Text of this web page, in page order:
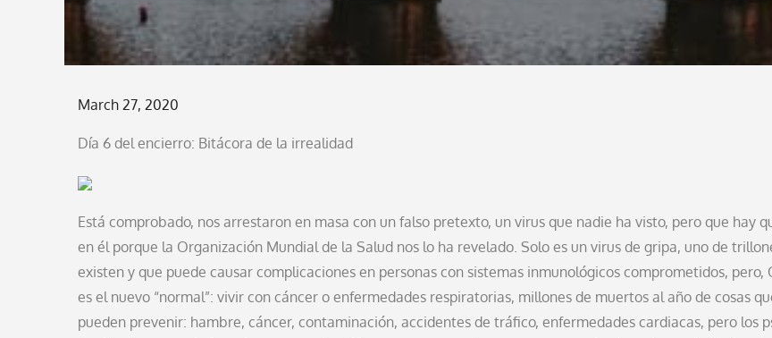
Posted
March 27, 2020
Día 6 del encierro: Bitácora de la irrealidad
Está comprobado, nos arrestaron en masa con un falso pretexto, un virus que nadie ha visto, pero que hay
en él porque la Organización Mundial de la Salud nos lo ha revelado. Solo es un virus de gripa, uno de
existen y que puede causar complicaciones en personas con sistemas inmunológicos comprometidos, pero,
es el nuevo “normal”: vivir con cáncer o enfermedades respiratorias, millones de muertos al año de cosas
pueden prevenir: hambre, cáncer, contaminación, accidentes de tráfico, enfermedades cardiacas, pero los